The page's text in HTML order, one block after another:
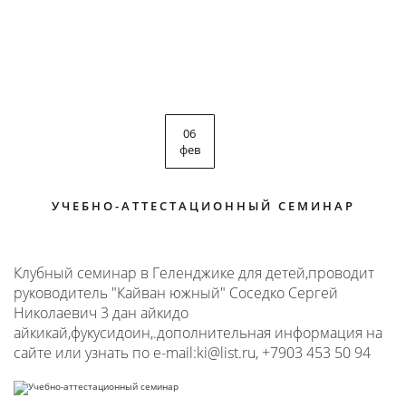
06
фев
УЧЕБНО-АТТЕСТАЦИОННЫЙ СЕМИНАР
Клубный семинар в Геленджике для детей,проводит
руководитель "Кайван южный" Соседко Сергей
Николаевич 3 дан айкидо
айкикай,фукусидоин,.дополнительная информация на
сайте или узнать по e-mail:ki@list.ru, +7903 453 50 94